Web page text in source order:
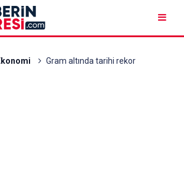
Gram altında tarihi rekor